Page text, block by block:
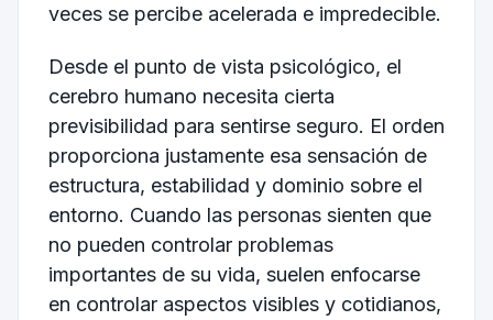
veces se percibe acelerada e impredecible.
Desde el punto de vista psicológico, el
cerebro humano necesita cierta
previsibilidad para sentirse seguro. El orden
proporciona justamente esa sensación de
estructura, estabilidad y dominio sobre el
entorno. Cuando las personas sienten que
no pueden controlar problemas
importantes de su vida, suelen enfocarse
en controlar aspectos visibles y cotidianos,